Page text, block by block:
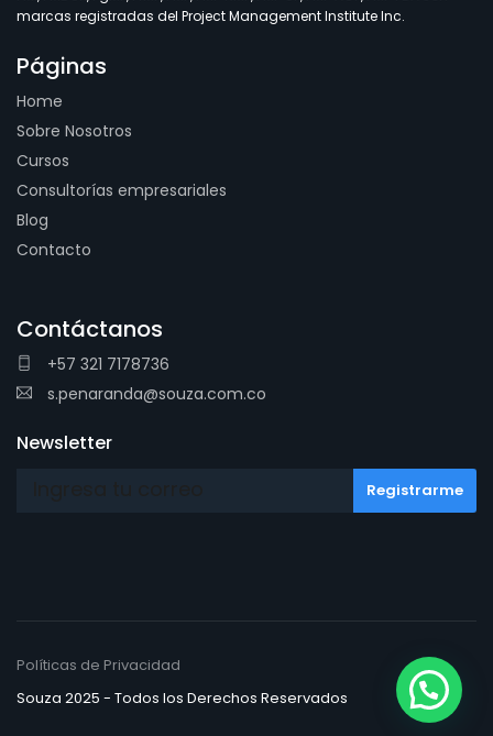
marcas registradas del Project Management Institute Inc.
Páginas
Home
Sobre Nosotros
Cursos
Consultorías empresariales
Blog
Contacto
Contáctanos
+57 321 7178736
s.penaranda@souza.com.co
Newsletter
Políticas de Privacidad
Souza 2025 - Todos los Derechos Reservados